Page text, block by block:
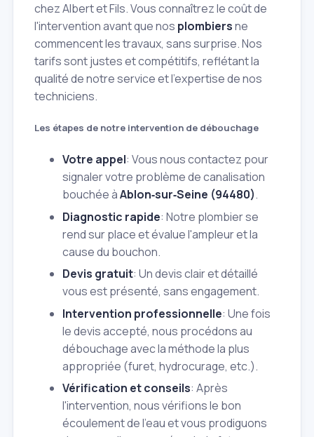
chez Albert et Fils. Vous connaîtrez le coût de
l'intervention avant que nos plombiersne
commencent les travaux, sans surprise. Nos
tarifs sont justes et compétitifs, reflétant la
qualité de notre service et l'expertise de nos
techniciens.
Les étapes de notre intervention de débouchage
Votre appel: Vous nous contactez pour
signaler votre problème de canalisation
bouchée àAblon‑sur‑Seine (94480).
Diagnostic rapide: Notre plombier se
rend sur place et évalue l'ampleur et la
cause du bouchon.
Devis gratuit: Un devis clair et détaillé
vous est présenté, sans engagement.
Intervention professionnelle: Une fois
le devis accepté, nous procédons au
débouchage avec la méthode la plus
appropriée (furet, hydrocurage, etc.).
Vérification et conseils: Après
l'intervention, nous vérifions le bon
écoulement de l'eau et vous prodiguons